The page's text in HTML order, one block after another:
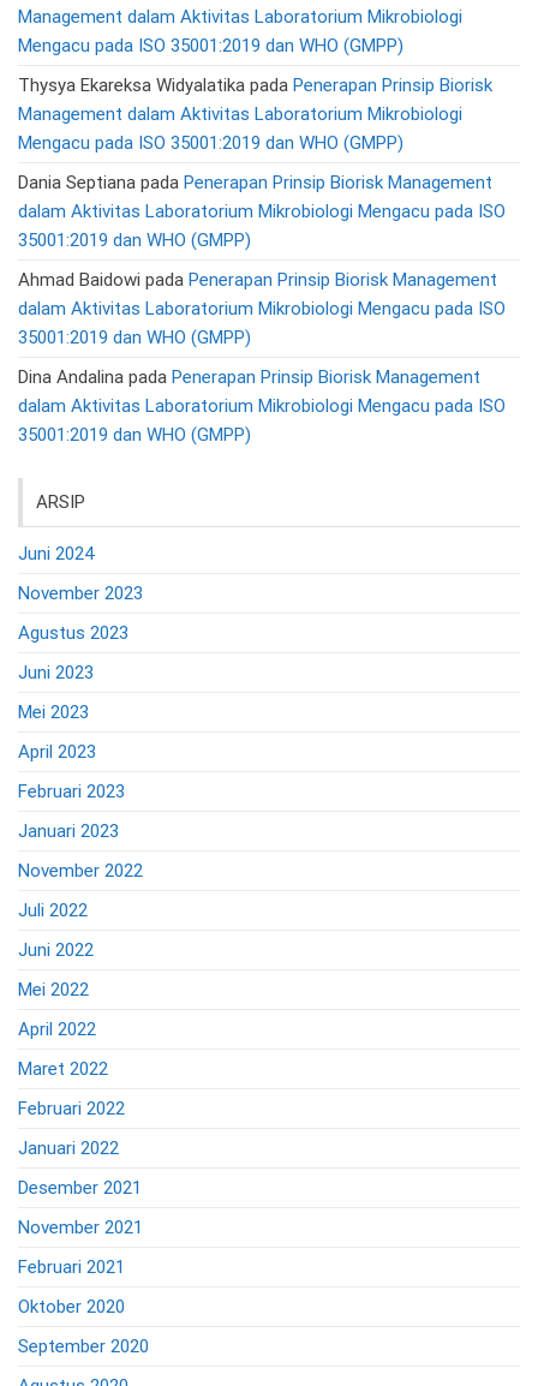
Management dalam Aktivitas Laboratorium Mikrobiologi
Mengacu pada ISO 35001:2019 dan WHO (GMPP)
Thysya Ekareksa Widyalatika pada Penerapan Prinsip Biorisk
Management dalam Aktivitas Laboratorium Mikrobiologi
Mengacu pada ISO 35001:2019 dan WHO (GMPP)
Dania Septiana pada Penerapan Prinsip Biorisk Management
dalam Aktivitas Laboratorium Mikrobiologi Mengacu pada ISO
35001:2019 dan WHO (GMPP)
Ahmad Baidowi pada Penerapan Prinsip Biorisk Management
dalam Aktivitas Laboratorium Mikrobiologi Mengacu pada ISO
35001:2019 dan WHO (GMPP)
Dina Andalina pada Penerapan Prinsip Biorisk Management
dalam Aktivitas Laboratorium Mikrobiologi Mengacu pada ISO
35001:2019 dan WHO (GMPP)
ARSIP
Juni 2024
November 2023
Agustus 2023
Juni 2023
Mei 2023
April 2023
Februari 2023
Januari 2023
November 2022
Juli 2022
Juni 2022
Mei 2022
April 2022
Maret 2022
Februari 2022
Januari 2022
Desember 2021
November 2021
Februari 2021
Oktober 2020
September 2020